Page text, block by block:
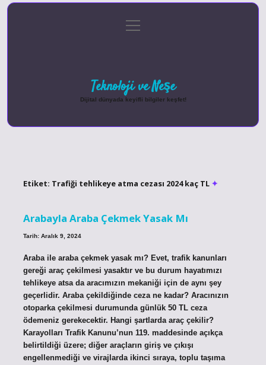
Gizlilik Politikası
menüyü
aç
Teknoloji ve Neşe
Dijital dünyada keyifli bilgiler keşfet!
Etiket: Trafiği tehlikeye atma cezası 2024 kaç TL
Arabayla Araba Çekmek Yasak Mı
Tarih: Aralık 9, 2024
Araba ile araba çekmek yasak mı? Evet, trafik kanunları
gereği araç çekilmesi yasaktır ve bu durum hayatımızı
tehlikeye atsa da aracımızın mekaniği için de aynı şey
geçerlidir. Araba çekildiğinde ceza ne kadar? Aracınızın
otoparka çekilmesi durumunda günlük 50 TL ceza
ödemeniz gerekecektir. Hangi şartlarda araç çekilir?
Karayolları Trafik Kanunu’nun 119. maddesinde açıkça
belirtildiği üzere; diğer araçların giriş ve çıkışı
engellenmediği ve virajlarda ikinci sıraya, toplu taşıma